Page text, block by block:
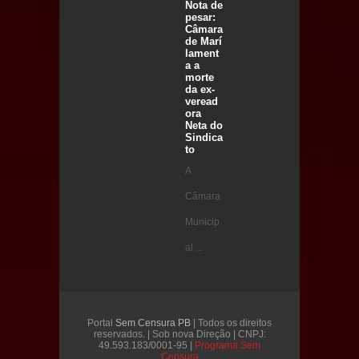
Nota de
pesar:
Câmara
de Marí
lament
a a
morte
da ex-
veread
ora
Neta do
Sindica
to
A
Câmara
Municip
al ...
Portal Sem Censura PB | Todos os direitos
reservados. | Sob nova Direção | CNPJ:
49.593.183/0001-95 | Programa Sem
Censura